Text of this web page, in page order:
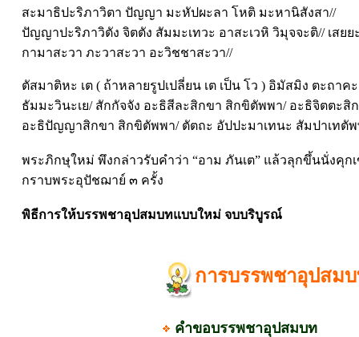
สะมาธิปะริภาวิตา ปัญญา มะหัปผะลา โหติ มะหานิสังสา//
ปัญญาปะริภาวิตัง จิตตัง สัมมะเทวะ อาสะเวหิ วิมุจจะติ// เสยย
กามาสะวา ภะวาสะวา อะวิชชาสะวา//
ตัสมาติหะ เต ( ถ้าหลายรูปเปลี่ยน เต เป็น โว ) อิมัสมิง ตะถาค
ธัมมะวินะเย/ สักกัจจัง อะธิสีละสิกขา สิกขิตัพพา/ อะธิจิตตะสิ
อะธิปัญญาสิกขา สิกขิตัพพา/ ตัตถะ อัปปะมาเทนะ สัมปาเทตัพ
พระภิกษุใหม่ พึงกล่าวรับคำว่า “อาม ภันเต” แล้วลุกขึ้นนั่งคุก
กราบพระอุปัชฌาย์ ๓ ครั้ง
พิธีการให้บรรพชาอุปสมบทแบบใหม่ จบบริบูรณ์
การบรรพชาอุปสม
คำขอบรรพชาอุปสมบท